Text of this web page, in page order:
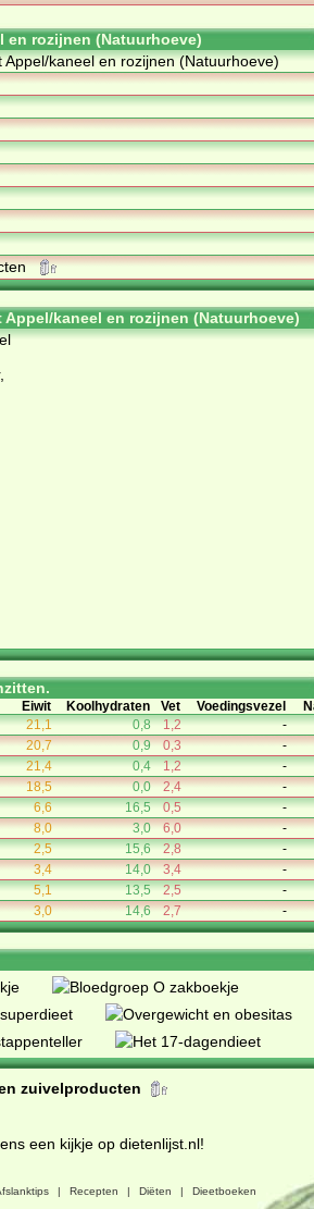
en rozijnen (Natuurhoeve)
Appel/kaneel en rozijnen (Natuurhoeve)
kaneel en rozijnen (Natuurhoeve)
Eiwit Koolhydraten Vet Voedingsvezel
21,1 0,8 1,2 -
20,7 0,9 0,3 -
21,4 0,4 1,2 -
18,5 0,0 2,4 -
6,6 16,5 0,5 -
8,0 3,0 6,0 -
2,5 15,6 2,8 -
3,4 14,0 3,4 -
5,1 13,5 2,5 -
3,0 14,6 2,7 -
zuivelproducten
een kijkje op dietenlijst.nl!
| Recepten | Diëten | Dieetboeken